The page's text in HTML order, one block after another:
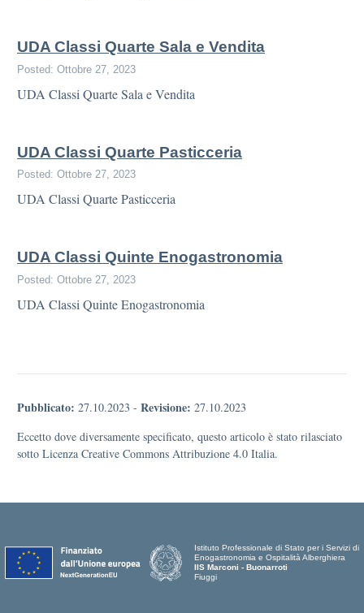
UDA Classi Quarte Sala e Vendita
Posted: Ottobre 27, 2023
UDA Classi Quarte Sala e Vendita
UDA Classi Quarte Pasticceria
Posted: Ottobre 27, 2023
UDA Classi Quarte Pasticceria
UDA Classi Quinte Enogastronomia
Posted: Ottobre 27, 2023
UDA Classi Quinte Enogastronomia
Pubblicato: 27.10.2023 - Revisione: 27.10.2023
Eccetto dove diversamente specificato, questo articolo è stato rilasciato
sotto Licenza Creative Commons Attribuzione 4.0 Italia.
Istituto Professionale di Stato per i Servizi di
Enogastronomia e Ospitalità Alberghiera
IIS Marconi - Buonarroti
Fiuggi